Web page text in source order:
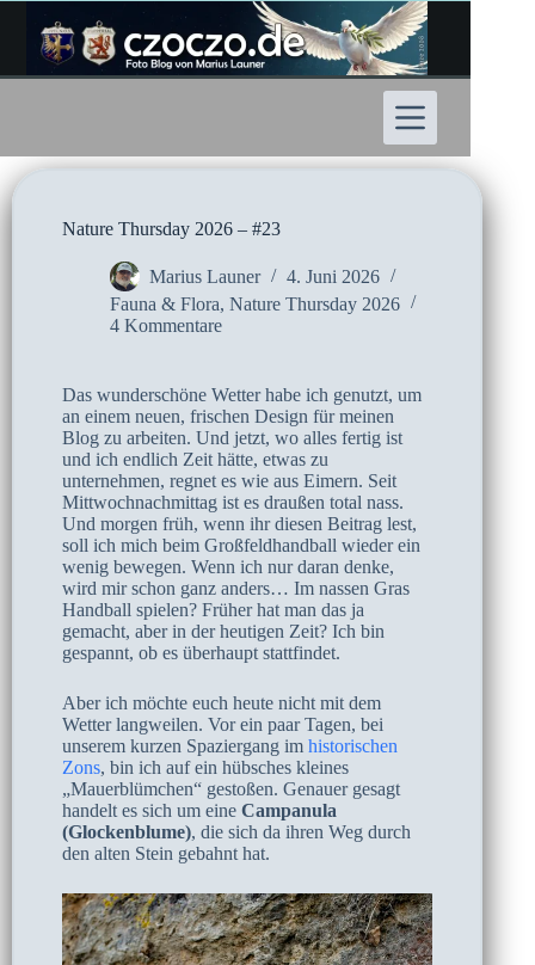
Inhalt
springen
Nature Thursday 2026 – #23
Marius Launer
4. Juni 2026
Fauna & Flora, Nature Thursday 2026
4 Kommentare
Das wunderschöne Wetter habe ich genutzt, um
an einem neuen, frischen Design für meinen
Blog zu arbeiten. Und jetzt, wo alles fertig ist
und ich endlich Zeit hätte, etwas zu
unternehmen, regnet es wie aus Eimern. Seit
Mittwochnachmittag ist es draußen total nass.
Und morgen früh, wenn ihr diesen Beitrag lest,
soll ich mich beim Großfeldhandball wieder ein
wenig bewegen. Wenn ich nur daran denke,
wird mir schon ganz anders… Im nassen Gras
Handball spielen? Früher hat man das ja
gemacht, aber in der heutigen Zeit? Ich bin
gespannt, ob es überhaupt stattfindet.
Aber ich möchte euch heute nicht mit dem
Wetter langweilen. Vor ein paar Tagen, bei
unserem kurzen Spaziergang im historischen
Zons, bin ich auf ein hübsches kleines
„Mauerblümchen“ gestoßen. Genauer gesagt
handelt es sich um eine Campanula
(Glockenblume), die sich da ihren Weg durch
den alten Stein gebahnt hat.